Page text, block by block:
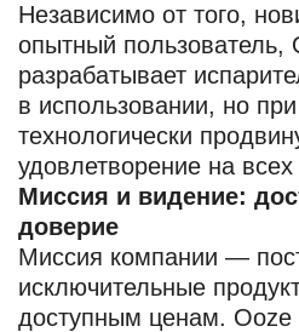
Независимо от того,
опытный пользователь,
разрабатывает
в использовании, но
технологически
удовлетворение на
Миссия и видение:
доверие
Миссия компании —
исключительные
доступным ценам. Ooze